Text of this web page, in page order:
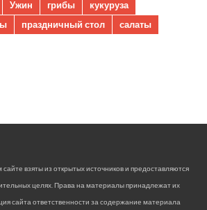
Ужин грибы
кукуруза
праздничный стол
салаты
взяты из открытых источников и предоставляются
целях. Права на материалы принадлежат их
сайта ответственности за содержание материала